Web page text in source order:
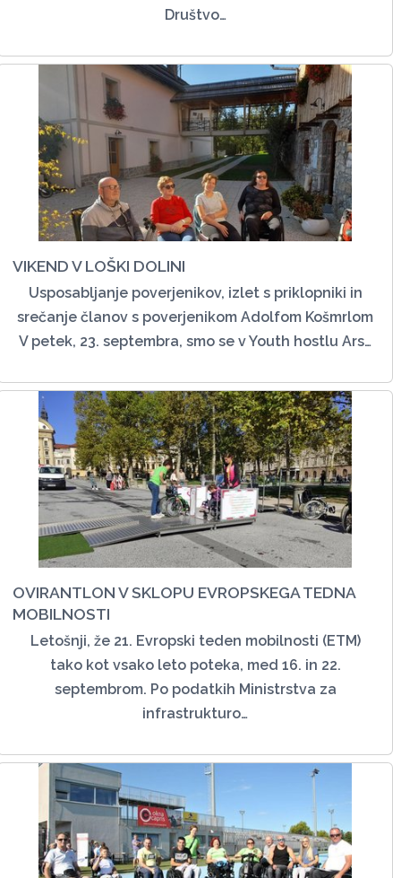
Društvo…
VIKEND V LOŠKI DOLINI
Usposabljanje poverjenikov, izlet s priklopniki in
srečanje članov s poverjenikom Adolfom Košmrlom
V petek, 23. septembra, smo se v Youth hostlu Ars…
OVIRANTLON V SKLOPU EVROPSKEGA TEDNA
MOBILNOSTI
Letošnji, že 21. Evropski teden mobilnosti (ETM)
tako kot vsako leto poteka, med 16. in 22.
septembrom. Po podatkih Ministrstva za
infrastrukturo…